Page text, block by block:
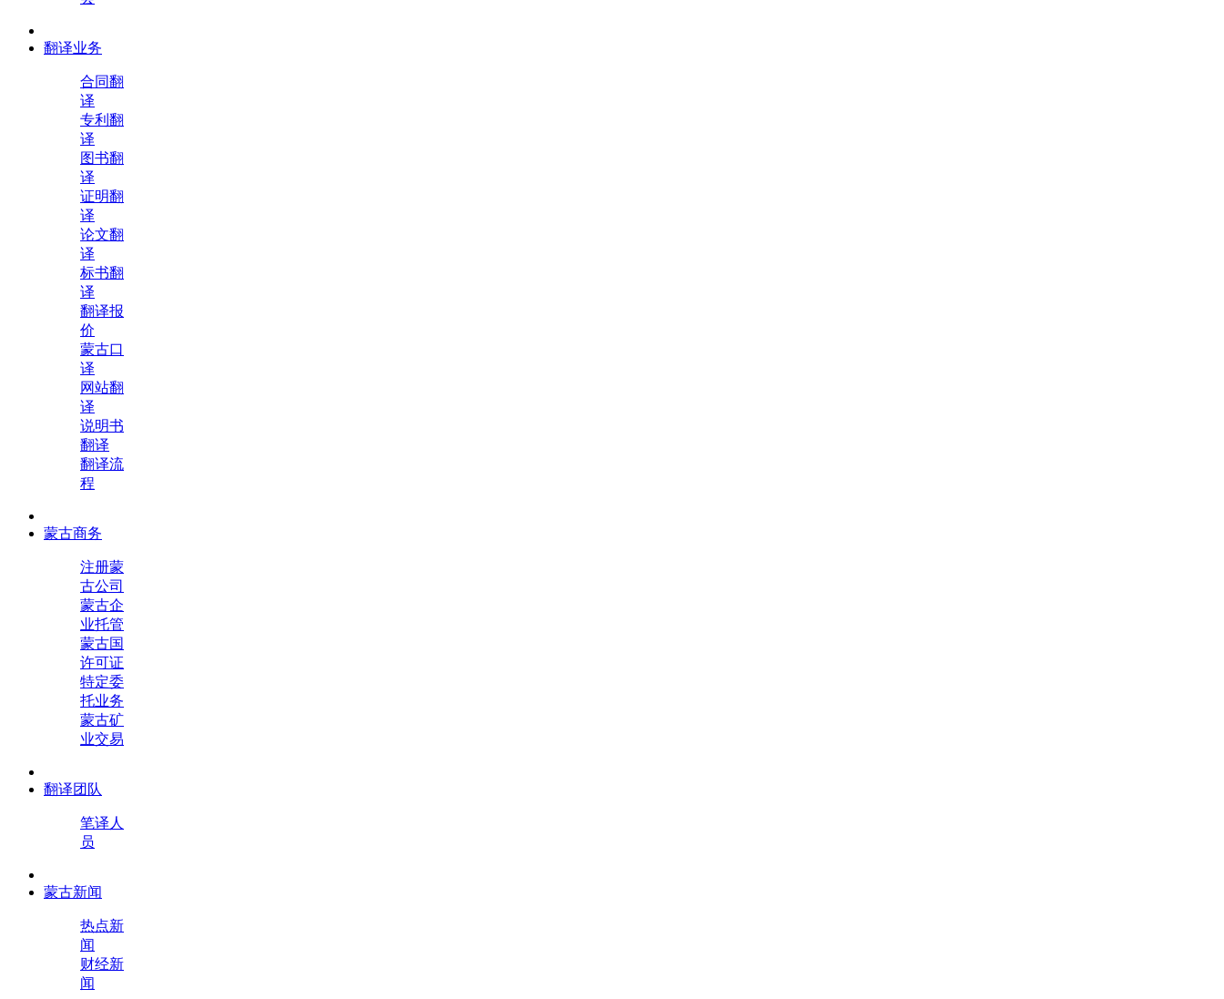
翻译业务
合同翻
译
专利翻
译
图书翻
译
证明翻
译
论文翻
译
标书翻
译
翻译报
价
蒙古口
译
网站翻
译
说明书
翻译
翻译流
程
蒙古商务
注册蒙
古公司
蒙古企
业托管
蒙古国
许可证
特定委
托业务
蒙古矿
业交易
翻译团队
笔译人
员
蒙古新闻
热点新
闻
财经新
闻